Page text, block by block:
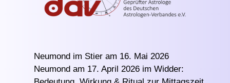
Neumond im Stier am 16. Mai 2026
Neumond am 17. April 2026 im Widder: